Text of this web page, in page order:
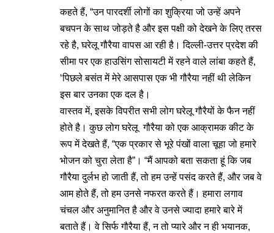
कहते हैं, “उन पारदर्शी लोगों का शुक्रिया जो उन्हें अपने
बचपन के साथ जोड़ते है और इस पक्षी को देखने के लिए तरस
रहे है, घरेलू गौरैया वापस आ रही है। दिल्ली-उत्तर प्रदेश की
सीमा पर एक हाउसिंग सोसायटी में रहने वाले लांबा कहते हैं,
‘पिछले बसंत में मेरे आसपास एक भी गौरैया नहीं थी लेकिन
इस बार उनका एक दल है।
वास्तव में, इसके विपरीत सभी लोग घरेलू गौरैयों के फैन नहीं
होते है। कुछ लोग घरेलू गौरैया को एक आक्रामक कीट के
रूप में देखते हैं, “एक प्रकार से भूरे पंखों वाला चूहा जो हमारे
भोजन को चुरा लेता है”। “मैं आपको बता सकता हूं कि जब
गौरैया दुर्लभ हो जाती हैं, तो हम उन्हें पसंद करते हैं, और जब वे
आम होते हैं, तो हम उनसे नफरत करते हैं। हमारा लगाव
चंचल और अनुमानित है और वे उनसे ज्यादा हमारे बारे में
बताते हैं। वे सिर्फ गौरैया हैं, न तो प्यारे और न ही भयानक,